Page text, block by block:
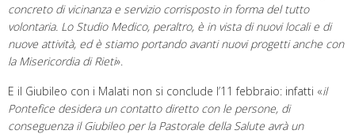
concreto di vicinanza e servizio corrisposto in forma del tutto
volontaria. Lo Studio Medico, peraltro, è in vista di nuovi locali e di
nuove attività, ed è stiamo portando avanti nuovi progetti anche con
la Misericordia di Rieti».
E il Giubileo con i Malati non si conclude l’11 febbraio: infatti «il
Pontefice desidera un contatto diretto con le persone, di
conseguenza il Giubileo per la Pastorale della Salute avrà un